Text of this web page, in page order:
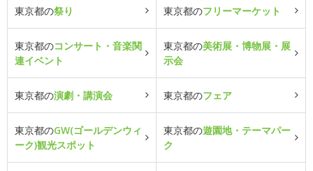
東京都の祭り 東京都のフリーマーケット
東京都のコンサート・音楽関
連イベント
東京都の美術展・博物展・展
示会
東京都の演劇・講演会 東京都のフェア
東京都のGW(ゴールデンウィ
ーク)観光スポット
東京都の遊園地・テーマパー
ク